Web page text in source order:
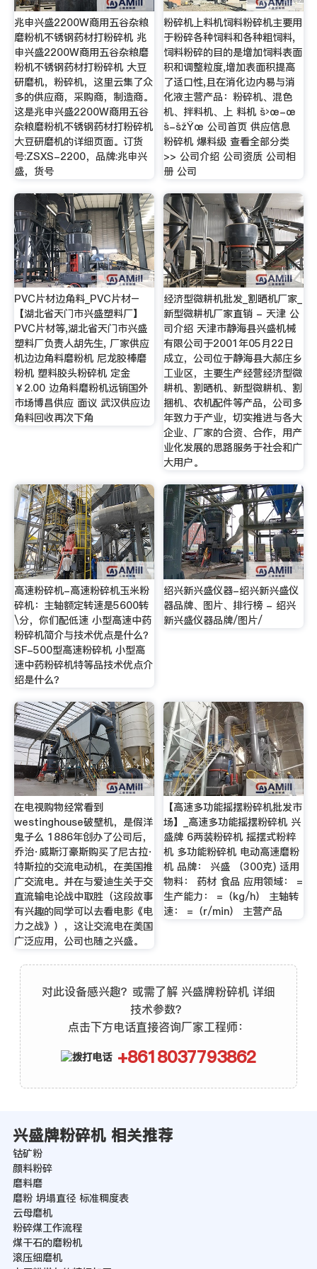
兆申兴盛2200W商用五谷杂粮
磨粉机不锈钢药材打粉碎机 兆
申兴盛2200W商用五谷杂粮磨
粉机不锈钢药材打粉碎机 大豆
研磨机，粉碎机，这里云集了众
多的供应商，采购商，制造商。
这是兆申兴盛2200W商用五谷
杂粮磨粉机不锈钢药材打粉碎机
大豆研磨机的详细页面。订货
号:ZSXS-2200，品牌:兆申兴
盛，货号
粉碎机上料机饲料粉碎机主要用
于粉碎各种饲料和各种粗饲料,
饲料粉碎的目的是增加饲料表面
积和调整粒度,增加表面积提高
了适口性,且在消化边内易与消
化液主营产品：粉碎机、混色
机、拌料机、上 料机 š›œ-œ
š-šžŸœ 公司首页 供应信息
粉碎机 爆料级 查看全部分类
>> 公司介绍 公司资质 公司相
册 公司
PVC片材边角料_PVC片材–
【湖北省天门市兴盛塑料厂】
PVC片材等,湖北省天门市兴盛
塑料厂负责人胡先生, 厂家供应
机边边角料磨粉机 尼龙胶棒磨
粉机 塑料胶头粉碎机 定金
￥2.00 边角料磨粉机远销国外
市场博昌供应 面议 武汉供应边
角料回收再次下角
经济型微耕机批发_割晒机厂家_
新型微耕机厂家直销 - 天津 公
司介绍 天津市静海县兴盛机械
有限公司于2001年05月22日
成立，公司位于静海县大郝庄乡
工业区，主要生产经营经济型微
耕机、割晒机、新型微耕机、割
捆机、农机配件等产品，公司多
年致力于产业，切实推进与各大
企业、厂家的合资、合作，用产
业化发展的思路服务于社会和广
大用户。
高速粉碎机-高速粉碎机玉米粉
碎机：主轴额定转速是5600转
\分，你们配低速 小型高速中药
粉碎机简介与技术优点是什么？
SF-500型高速粉碎机 小型高
速中药粉碎机特等品技术优点介
绍是什么？
绍兴新兴盛仪器-绍兴新兴盛仪
器品牌、图片、排行榜 - 绍兴
新兴盛仪器品牌/图片/
在电视购物经常看到
westinghouse破壁机，是假洋
鬼子么 1886年创办了公司后，
乔治·威斯汀豪斯购买了尼古拉·
特斯拉的交流电动机，在美国推
广交流电。并在与爱迪生关于交
直流输电论战中取胜（这段故事
有兴趣的同学可以去看电影《电
力之战》），这让交流电在美国
广泛应用，公司也随之兴盛。
【高速多功能摇摆粉碎机批发市
场】_高速多功能摇摆粉碎机 兴
盛牌 6两装粉碎机 摇摆式粉粹
机 多功能粉碎机 电动高速磨粉
机 品牌： 兴盛 （300克) 适用
物料： 药材 食品 应用领域： =
生产能力： =（kg/h） 主轴转
速： =（r/min） 主营产品
对此设备感兴趣？或需了解 兴盛牌粉碎机 详细
技术参数？
点击下方电话直接咨询厂家工程师：
+8618037793862
兴盛牌粉碎机 相关推荐
钴矿粉
颜料粉碎
磨料磨
磨粉 坍塌直径 标准稠度表
云母磨机
粉碎煤工作流程
煤干石的磨粉机
滚压细磨机